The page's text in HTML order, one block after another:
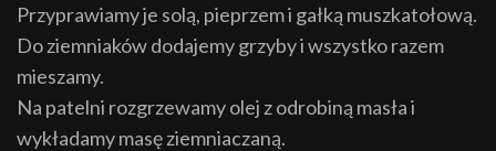
Przyprawiamy je solą, pieprzem i gałką muszkatołową.
Do ziemniaków dodajemy grzyby i wszystko razem
mieszamy.
Na patelni rozgrzewamy olej z odrobiną masła i
wykładamy masę ziemniaczaną.